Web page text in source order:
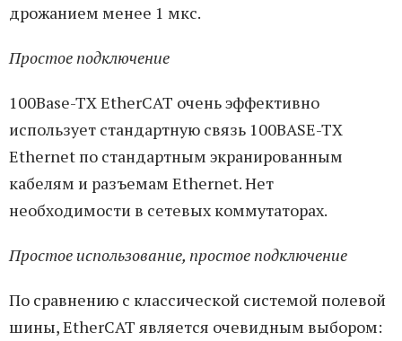
дрожанием менее 1 мкс.
Простое подключение
100Base-TX EtherCAT очень эффективно
использует стандартную связь 100BASE-TX
Ethernet по стандартным экранированным
кабелям и разъемам Ethernet. Нет
необходимости в сетевых коммутаторах.
Простое использование, простое подключение
По сравнению с классической системой полевой
шины, EtherCAT является очевидным выбором: